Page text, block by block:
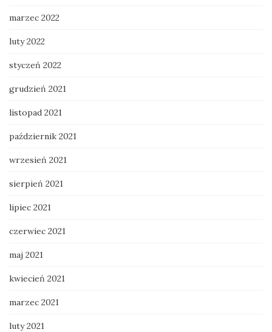
marzec 2022
luty 2022
styczeń 2022
grudzień 2021
listopad 2021
październik 2021
wrzesień 2021
sierpień 2021
lipiec 2021
czerwiec 2021
maj 2021
kwiecień 2021
marzec 2021
luty 2021